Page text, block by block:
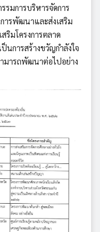
รมการบริหารจัดการ
ารพัฒนาและส่งเสริม
ริมโครงการตลาด
นการสร้างขวัญกำลังใจ
มารถพัฒนาต่อไปอย่าง